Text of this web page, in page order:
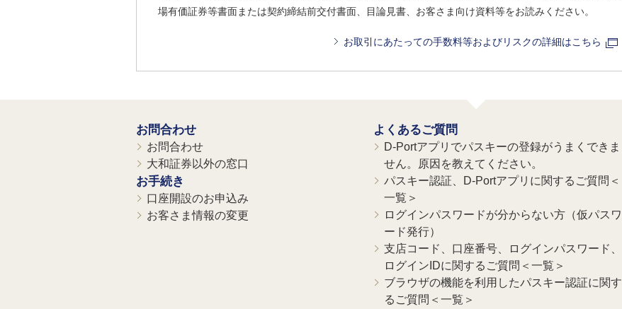
場有価証券等書面または契約締結前交付書面、目論見書、お客さま向け資料等をお読みください。
お取引にあたっての手数料等およびリスクの詳細はこちら
お問合わせ
お問合わせ
大和証券以外の窓口
お手続き
口座開設のお申込み
お客さま情報の変更
よくあるご質問
D-Portアプリでパスキーの登録がうまくできま
せん。原因を教えてください。
パスキー認証、D-Portアプリに関するご質問＜
一覧＞
ログインパスワードが分からない方（仮パスワ
ード発行）
支店コード、口座番号、ログインパスワード、
ログインIDに関するご質問＜一覧＞
ブラウザの機能を利用したパスキー認証に関す
るご質問＜一覧＞